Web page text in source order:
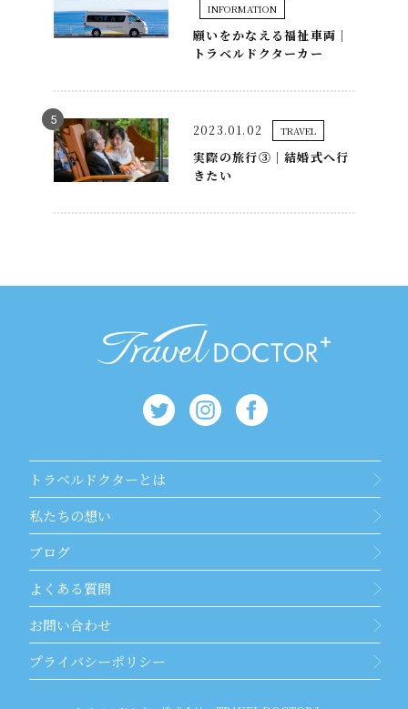
INFORMATION
願いをかなえる福祉車両｜
トラベルドクターカー
2023.01.02 TRAVEL
実際の旅行③｜結婚式へ行
きたい
トラベルドクターとは
私たちの想い
ブログ
よくある質問
お問い合わせ
プライバシーポリシー